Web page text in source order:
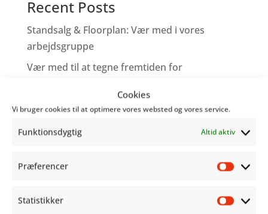
Cookies
Vi bruger cookies til at optimere vores websted og vores service.
Funktionsdygtig Altid aktiv
Præferencer
Statistikker
Recent Posts
Standsalg & Floorplan: Vær med i vores
arbejdsgruppe
Vær med til at tegne fremtiden for
Tegneserieskabere – Tag med os på Comic
Genoplev programmet fra Word Balloon
Hjælp os med at gøre festivalen bedre!
Recent Comments